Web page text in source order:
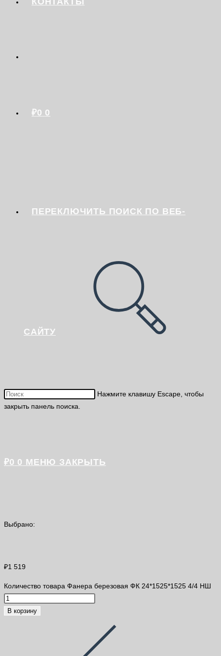
₽0 0
ПЕРЕКЛЮЧИТЬ ПОИСК ПО ВЕБ-
САЙТУ
Нажмите клавишу Escape, чтобы
закрыть панель поиска.
₽0 0 МЕНЮ ЗАКРЫТЬ
Выбрано:
₽1 519
Количество товара Фанера березовая ФК 24*1525*1525 4/4 НШ
В корзину